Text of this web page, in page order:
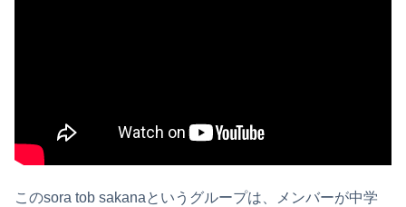
このsora tob sakanaというグループは、メンバーが中学